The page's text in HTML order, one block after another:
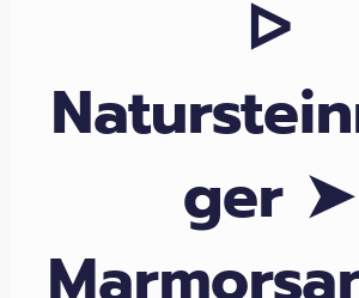
ᐅ
ger ➤